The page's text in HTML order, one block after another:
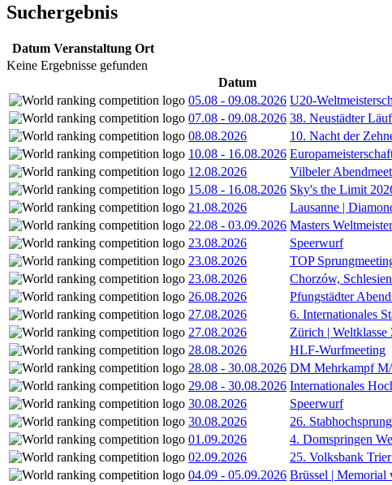
Suchergebnis
Datum Veranstaltung Ort
Keine Ergebnisse gefunden
Datum
05.08 - 09.08.2026 U20-
07.08 - 09.08.2026 38. Neustädter
08.08.2026
10. Nacht der
10.08 - 16.08.2026
12.08.2026
Vilbeler
15.08 - 16.08.2026 Sky's the Limit
21.08.2026
Lausanne |
22.08 - 03.09.2026 Masters
23.08.2026
Speerwurf
23.08.2026
TOP
23.08.2026
Chorzów,
26.08.2026
Pfungstädter
27.08.2026
6. Internationales
27.08.2026
Zürich |
28.08.2026
HLF-Wurfmeeting
28.08 - 30.08.2026 DM Mehrkampf
29.08 - 30.08.2026 Internationales
30.08.2026
Speerwurf
30.08.2026
26.
01.09.2026
4. Domspringen
02.09.2026
25. Volksbank
04.09 - 05.09.2026 Brüssel | Memorial